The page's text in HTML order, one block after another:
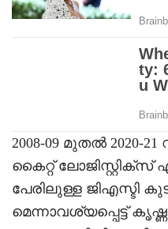
2008-09 മുതൽ 2020-
കൈറ്റ് ലോജിസ്റ്റിക്‌സ്
പേരിലുള്ള ജിഎസ്ടി
മെന്നാവശ്യപ്പെട്ട്